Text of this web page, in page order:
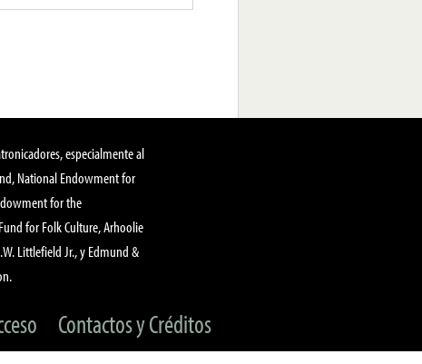
especialmente al
National Endowment for
for the
for Folk Culture, Arhoolie
Littlefield Jr., y Edmund &
Contactos y Créditos